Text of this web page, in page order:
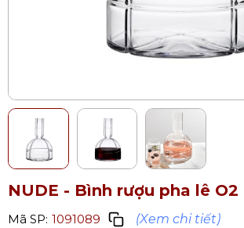
NUDE - Bình rượu pha lê O2
Mã SP: 1091089
(Xem chi tiết)